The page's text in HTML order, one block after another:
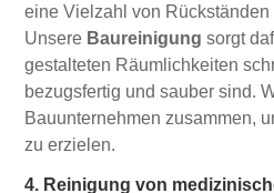
eine Vielzahl von Rückständen
Unsere Baureinigung sorgt
gestalteten Räumlichkeiten
bezugsfertig und sauber sind.
Bauunternehmen zusammen,
zu erzielen.
4. Reinigung von